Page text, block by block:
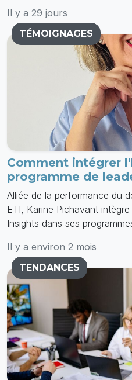
Il y a 29 jours
TÉMOIGNAGES
Comment intégrer
programme de
Alliée de la performance du
ETI, Karine Pichavant
Insights dans ses
Il y a environ 2 mois
TENDANCES